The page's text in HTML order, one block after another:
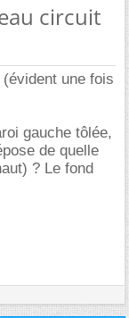
circuit
une fois
gauche tôlée,
de quelle
? Le fond